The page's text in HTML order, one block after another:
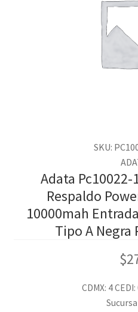
SKU:
Adata
Respaldo
10000mah
Tipo A Negra
$
CDMX: 4CEDI: